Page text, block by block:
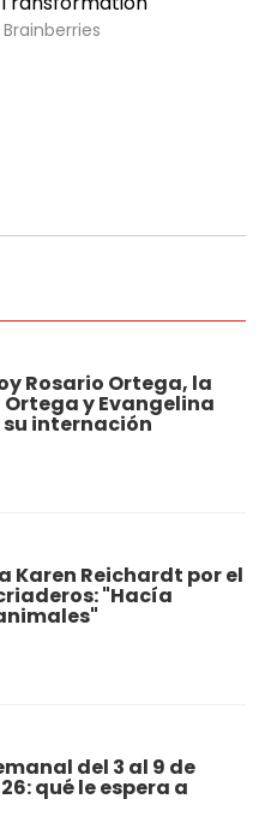
Rosario Ortega, la
y Evangelina
internación
Karen Reichardt por el
"Hacía
del 3 al 9 de
qué le espera a